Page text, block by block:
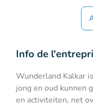
Info de
Wunderland Kalkar
jong en oud kunnen
en activiteiten, net